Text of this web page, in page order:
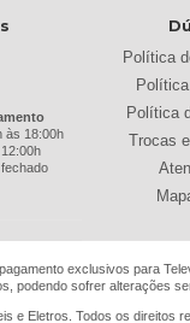
às 18:00h
Política
Política
Trocas
exclusivos para
podendo sofrer alterações
e Eletros. Todos os direitos